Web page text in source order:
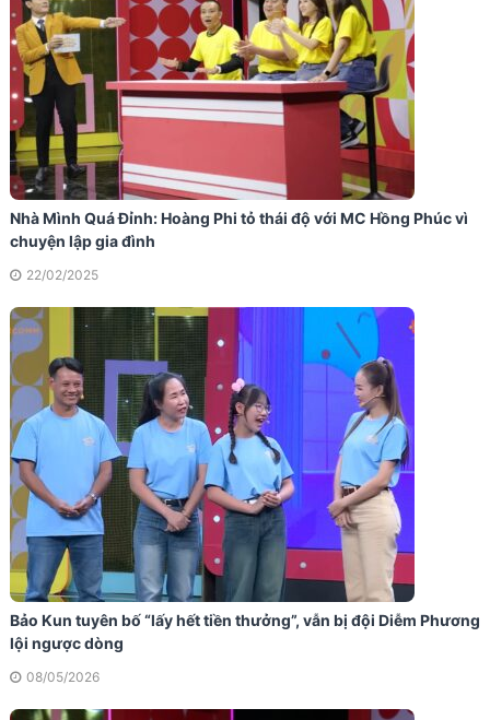
Nhà Mình Quá Đỉnh: Hoàng Phi tỏ thái độ với MC Hồng Phúc vì
chuyện lập gia đình
22/02/2025
Bảo Kun tuyên bố “lấy hết tiền thưởng”, vẫn bị đội Diễm Phương
lội ngược dòng
08/05/2026